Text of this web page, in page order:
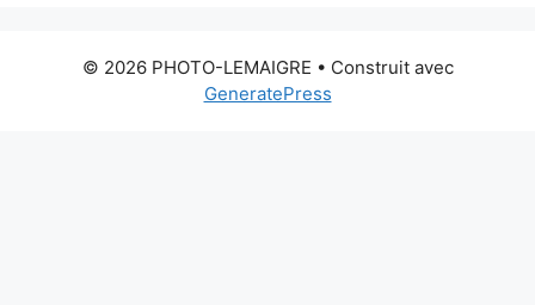
© 2026 PHOTO-LEMAIGRE • Construit avec
GeneratePress